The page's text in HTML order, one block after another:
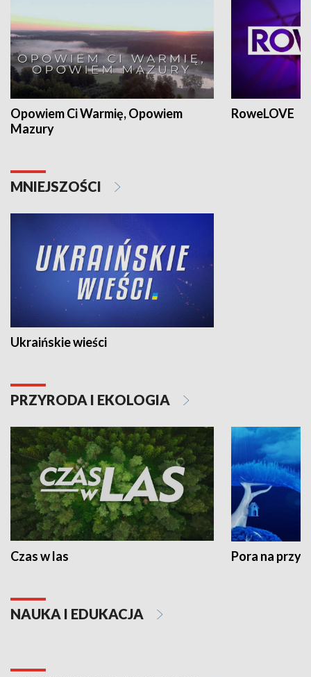
Opowiem Ci Warmię, Opowiem
Mazury
RoweLOVE
MNIEJSZOŚCI
Ukraińskie wieści
PRZYRODA I EKOLOGIA
Czas w las Pora na
NAUKA I EDUKACJA